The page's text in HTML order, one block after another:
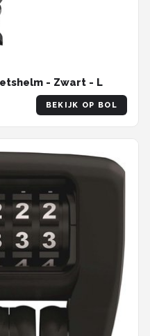
- Zwart - L
BEKIJK OP BOL